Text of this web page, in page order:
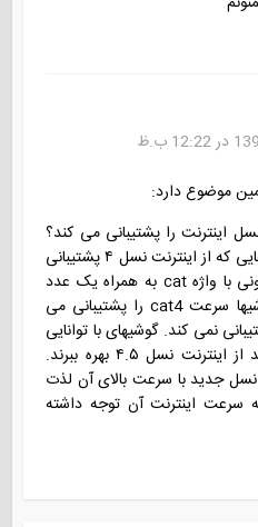
موضوع دارد:
اینترنت را پشتیبانی می کند؟
اگر دقت کرده باشید در گوشی هایی که از اینترنت نسل ۴ پشتیبانی
می کنند، سرعتهای اتصال گوناگونی با واژه cat به همراه یک عدد
سخن گفته می شود. عمده گوشیها سرعت cat4 را پشتیبانی می
نمی کند. گوشیهای با توانایی
سرعت cat6 و cat9 می توانند از اینترنت نسل ۴.۵ بهره ببرند.
جدید با سرعت بالای آن لذت
سرعت اینترنت آن توجه داشته